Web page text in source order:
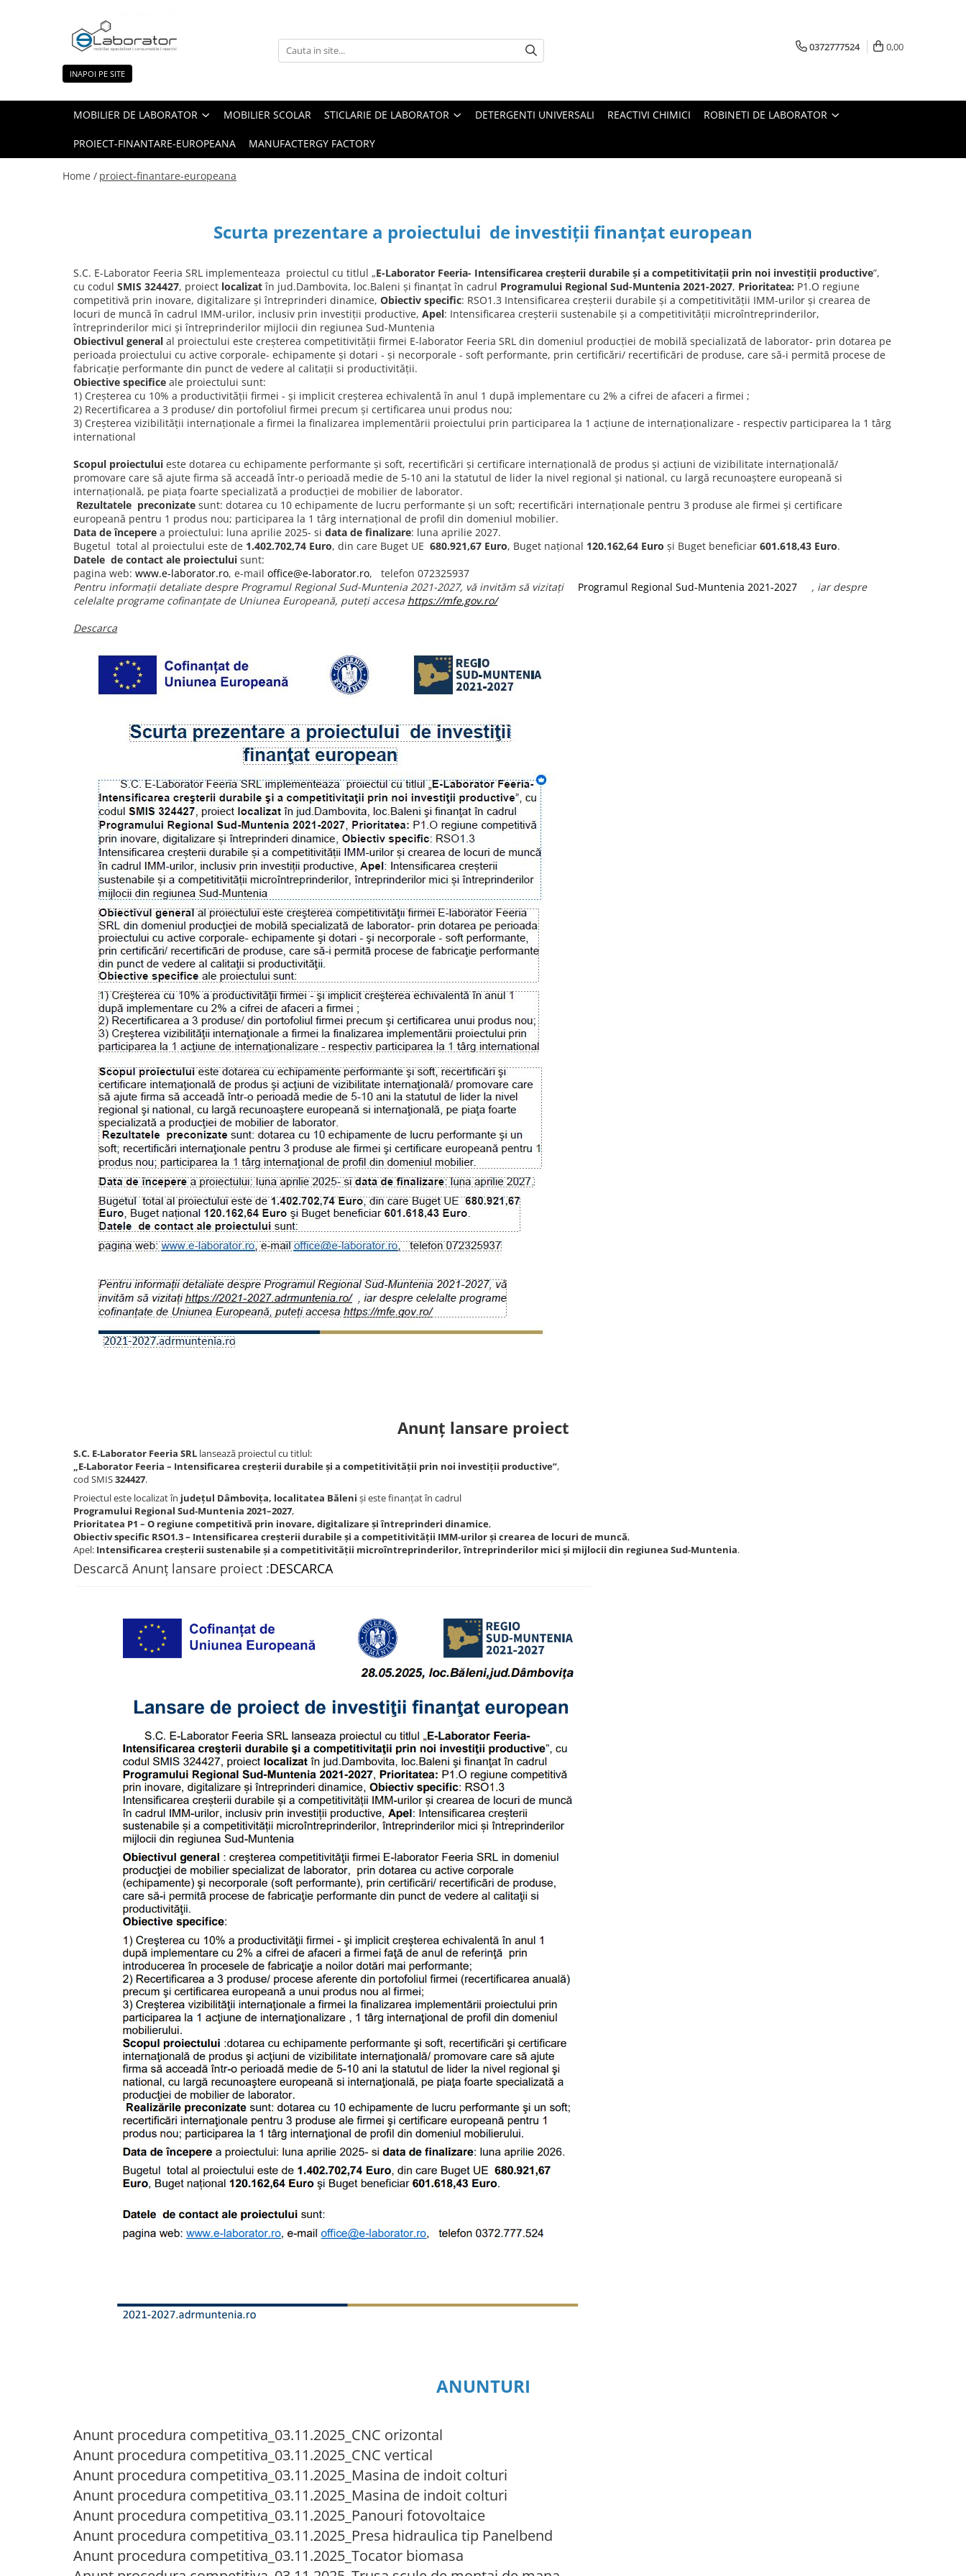
Mobilier de laborator
Mese de balanta
Nisa chimica
Module sanitare
Dulapuri pentru stocare reactivi
depozitarea de reactivi chimici –
Mobilier medical
Uscatoare de sticlarie
Ventilatie / Exhaustare
Dulapuri de laborator/Corpuri de
Dulapuri de reactivi
Dulapuri under-bench mobile
Mobilier pentru autolaborator
Sticlarie de laborator
Baloane cotate
Cilindri gradati din sticla
Pahare Berzelius din sticla
Robineti de laborator
Robineti pentru apa
INAPOI PE SITE
0372777524 0,00
MOBILIER DE LABORATOR MOBILIER SCOLAR STICLARIE DE LABORATOR DETERGENTI UNIVERSALI REACTIVI CHIMICI ROBINETI DE LABORATOR
PROIECT-FINANTARE-EUROPEANA MANUFACTERGY FACTORY
Home / proiect-finantare-europeana
Scurta prezentare a proiectului de investiţii finanţat european
S.C. E-Laborator Feeria SRL implementeaza proiectul cu titlul „E-Laborator Feeria- Intensificarea creşterii durabile şi a competitivitaţii prin noi investiţii productive”,
cu codul SMIS 324427, proiect localizatîn jud.Dambovita, loc.Baleni şi finanţat în cadrul Programului Regional Sud-Muntenia 2021-2027, Prioritatea: P1.O regiune
competitivă prin inovare, digitalizare și întreprinderi dinamice, Obiectiv specific: RSO1.3 Intensificarea creșterii durabile și a competitivității IMM-urilor și crearea de
locuri de muncă în cadrul IMM-urilor, inclusiv prin investiții productive, Apel: Intensificarea creșterii sustenabile și a competitivității microîntreprinderilor,
întreprinderilor mici și întreprinderilor mijlocii din regiunea Sud-Muntenia
Obiectivul general al proiectului este creşterea competitivităţii firmei E-laborator Feeria SRL din domeniul producţiei de mobilă specializată de laborator- prin dotarea pe
perioada proiectului cu active corporale- echipamente şi dotari - şi necorporale - soft performante, prin certificări/ recertificāri de produse, care să-i permitā procese de
fabricaţie performante din punct de vedere al calitaţii si productivităţii.
Obiective specifice ale proiectului sunt:
1) Creşterea cu 10% a productivităţii firmei - şi implicit creşterea echivalentă în anul 1 după implementare cu 2% a cifrei de afaceri a firmei ;
2) Recertificarea a 3 produse/ din portofoliul firmei precum şi certificarea unui produs nou;
3) Creşterea vizibilităţii internaţionale a firmei la finalizarea implementării proiectului prin participarea la 1 acţiune de internaţionalizare - respectiv participarea la 1 târg
international
Scopul proiectului este dotarea cu echipamente performante şi soft, recertificări şi certificare internaţională de produs şi acţiuni de vizibilitate internaţională/
promovare care să ajute firma să acceadă într-o perioadă medie de 5-10 ani la statutul de lider la nivel regional şi national, cu largă recunoaştere europeană si
internaţională, pe piaţa foarte specializată a producţiei de mobilier de laborator.
Rezultatele preconizate sunt: dotarea cu 10 echipamente de lucru performante şi un soft; recertificări internaţionale pentru 3 produse ale firmei şi certificare
europeană pentru 1 produs nou; participarea la 1 târg internaţional de profil din domeniul mobilier.
Data de începere a proiectului: luna aprilie 2025- si data de finalizare: luna aprilie 2027.
Bugetul total al proiectului este de 1.402.702,74 Euro, din care Buget UE 680.921,67 Euro, Buget național 120.162,64 Euro şi Buget beneficiar 601.618,43 Euro.
Datele de contact ale proiectului sunt:
pagina web: www.e-laborator.ro, e-mail office@e-laborator.ro, telefon 072325937
Pentru informații detaliate despre Programul Regional Sud-Muntenia 2021-2027, vă invităm să vizitați
Programul Regional Sud-Muntenia 2021-2027
, iar despre
celelalte programe cofinanțate de Uniunea Europeană, puteți accesa https://mfe.gov.ro/
Descarca
Anunț lansare proiect
S.C. E‑Laborator Feeria SRL lansează proiectul cu titlul:
„E‑Laborator Feeria – Intensificarea creșterii durabile și a competitivității prin noi investiții productive”,
cod SMIS324427.
Proiectul este localizat în județul Dâmbovița, localitatea Băleni și este finanțat în cadrul
Programului Regional Sud‑Muntenia 2021–2027,
Prioritatea P1 – O regiune competitivă prin inovare, digitalizare și întreprinderi dinamice,
Obiectiv specific RSO1.3 – Intensificarea creșterii durabile și a competitivității IMM‑urilor și crearea de locuri de muncă,
Apel: Intensificarea creșterii sustenabile și a competitivității microîntreprinderilor, întreprinderilor mici și mijlocii din regiunea Sud‑Muntenia.
Descarcă Anunț lansare proiect :DESCARCA
ANUNTURI
Anunt procedura competitiva_03.11.2025_CNC orizontal
Anunt procedura competitiva_03.11.2025_CNC vertical
Anunt procedura competitiva_03.11.2025_Masina de indoit colturi
Anunt procedura competitiva_03.11.2025_Masina de indoit colturi
Anunt procedura competitiva_03.11.2025_Panouri fotovoltaice
Anunt procedura competitiva_03.11.2025_Presa hidraulica tip Panelbend
Anunt procedura competitiva_03.11.2025_Tocator biomasa